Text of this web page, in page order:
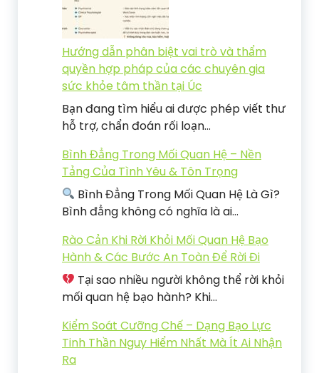
Hướng dẫn phân biệt vai trò và thẩm
quyền hợp pháp của các chuyên gia
sức khỏe tâm thần tại Úc
Bạn đang tìm hiểu ai được phép viết thư
hỗ trợ, chẩn đoán rối loạn…
Bình Đẳng Trong Mối Quan Hệ – Nền
Tảng Của Tình Yêu & Tôn Trọng
Bình Đẳng Trong Mối Quan Hệ Là Gì?
Bình đẳng không có nghĩa là ai…
Rào Cản Khi Rời Khỏi Mối Quan Hệ Bạo
Hành & Các Bước An Toàn Để Rời Đi
Tại sao nhiều người không thể rời khỏi
mối quan hệ bạo hành? Khi…
Kiểm Soát Cưỡng Chế – Dạng Bạo Lực
Tinh Thần Nguy Hiểm Nhất Mà Ít Ai Nhận
Ra